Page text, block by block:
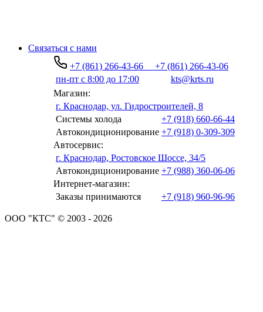
Связаться с нами
+7 (861) 266-43-66
+7 (861) 266-43-06
пн-пт с 8:00 до 17:00
kts@krts.ru
Магазин:
г. Краснодар, ул. Гидростроителей, 8
Системы холода
+7 (918) 660-66-44
Автокондиционирование +7 (918) 0-309-309
Автосервис:
г. Краснодар, Ростовское Шоссе, 34/5
Автокондиционирование +7 (988) 360-06-06
Интернет-магазин:
Заказы принимаются
+7 (918) 960-96-96
ООО "КТС" © 2003 - 2026